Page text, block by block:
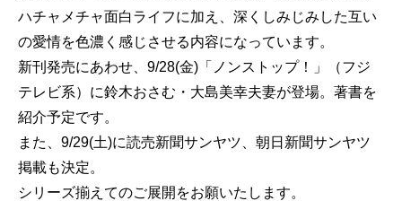
ハチャメチャ面白ライフに加え、深くしみじみした互い
の愛情を色濃く感じさせる内容になっています。
新刊発売にあわせ、9/28(金)「ノンストップ！」（フジ
テレビ系）に鈴木おさむ・大島美幸夫妻が登場。著書を
紹介予定です。
また、9/29(土)に読売新聞サンヤツ、朝日新聞サンヤツ
掲載も決定。
シリーズ揃えてのご展開をお願いたします。